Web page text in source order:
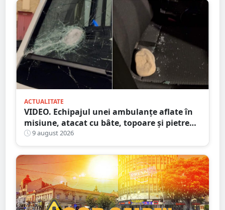
ACTUALITATE
VIDEO. Echipajul unei ambulanțe aflate în
misiune, atacat cu bâte, topoare și pietre
într-un județ din țară. Totul din cauza
zvonurilor de pe Tik Tok
9 august 2026